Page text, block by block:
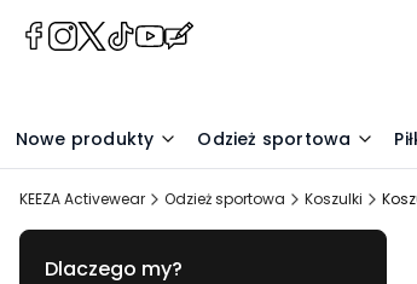
(Otwiera
karcie)
(Otwiera
karcie)
(Otwiera
karcie)
(Otwiera
karcie)
(Otwiera
karcie)
(Otwiera
karcie)
Nowe produkty Odzież sportowa
KEEZA Activewear Odzież sportowa Koszulki
Dlaczego my?